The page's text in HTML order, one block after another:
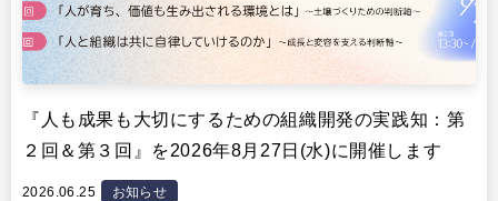
『人も成果も大切にするための組織開発の実践知：第
２回＆第３回』を2026年8月27日(水)に開催します
2026.06.25 お知らせ